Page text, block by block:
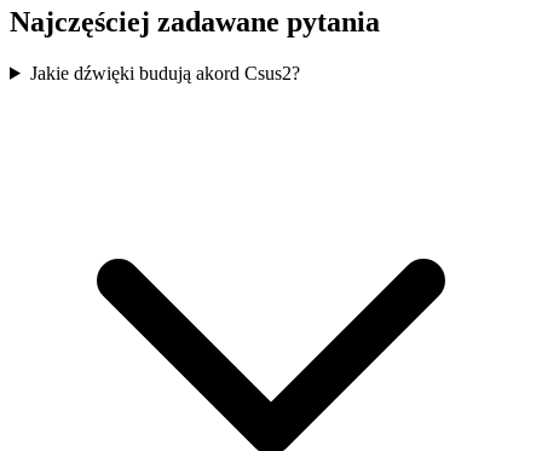
Najczęściej zadawane pytania
Jakie dźwięki budują akord Csus2?